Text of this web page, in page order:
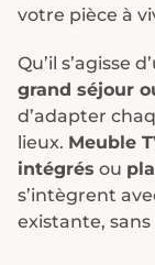
votre pièce à
Qu’il s’agisse
grand séjour
d’adapter
lieux. Meuble
intégrés ou
s’intègrent
existante, sans